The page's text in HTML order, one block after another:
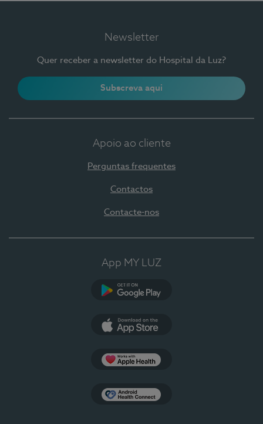
Newsletter
Quer receber a newsletter do Hospital da Luz?
Subscreva aqui
Apoio ao cliente
Perguntas frequentes
Contactos
Contacte-nos
App MY LUZ